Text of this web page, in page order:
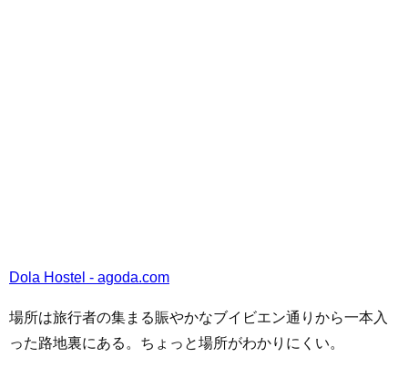
Dola Hostel - agoda.com
場所は旅行者の集まる賑やかなブイビエン通りから一本入
った路地裏にある。ちょっと場所がわかりにくい。